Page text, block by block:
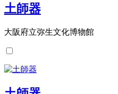
土師器
大阪府立弥生文化博物館